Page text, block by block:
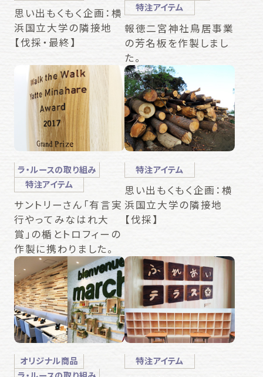
思い出もくもく企画：横
浜国立大学の隣接地
【伐採・最終】
特注アイテム
報徳二宮神社鳥居事業
の芳名板を作製しまし
た。
ラ・ルースの取り組み
特注アイテム
サントリーさん「有言実
行やってみなはれ大
賞」の楯とトロフィーの
作製に携わりました。
特注アイテム
思い出もくもく企画：横
浜国立大学の隣接地
【伐採】
オリジナル商品
特注アイテム